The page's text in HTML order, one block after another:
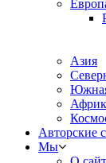
Азия
Авторские
Мы